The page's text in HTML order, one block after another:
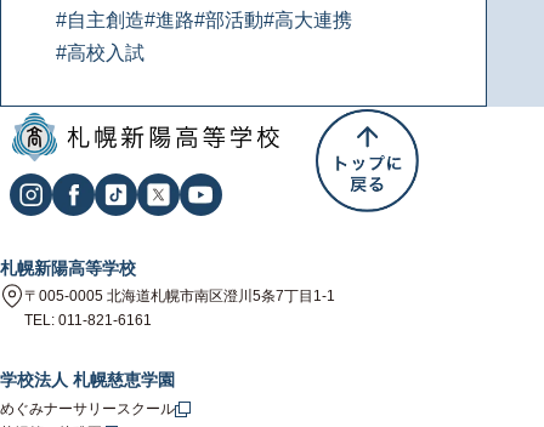
#自主創造#進路#部活動#高大連携
#高校入試
札幌新陽高等学校
〒005-0005 北海道札幌市南区澄川5条7丁目1-1
TEL: 011-821-6161
学校法人 札幌慈恵学園
めぐみナーサリースクール